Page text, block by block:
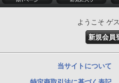
ようこそ ゲ
新規会員
当サイトについて